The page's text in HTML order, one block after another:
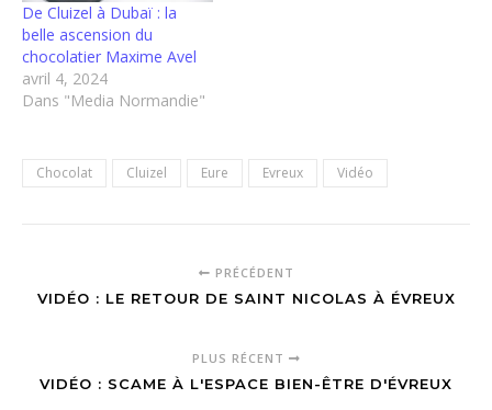
De Cluizel à Dubaï : la
belle ascension du
chocolatier Maxime Avel
avril 4, 2024
Dans "Media Normandie"
Chocolat Cluizel Eure Evreux Vidéo
PRÉCÉDENT
VIDÉO : LE RETOUR DE SAINT NICOLAS À ÉVREUX
PLUS RÉCENT
VIDÉO : SCAME À L'ESPACE BIEN-ÊTRE D'ÉVREUX